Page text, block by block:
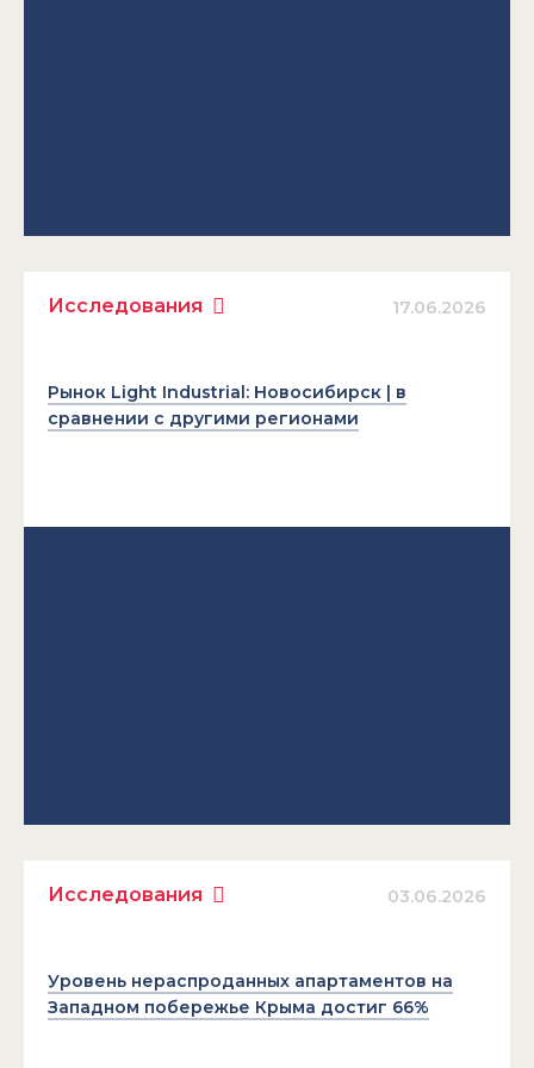
Исследования 17.06.2026
Рынок Light Industrial: Новосибирск | в
сравнении с другими регионами
Исследования 03.06.2026
Уровень нераспроданных апартаментов на
Западном побережье Крыма достиг 66%